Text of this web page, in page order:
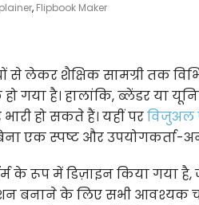
, Flipbook Maker
से लेकर शैक्षिक सामग्री तक
है। हालांकि, ब्लेंडर या
हो सकते हैं। यहीं परविजुअल
एक स्पष्ट और उपयोगकर्ता-
रूप में डिज़ाइन किया गया है,
के लिए सभी आवश्यक